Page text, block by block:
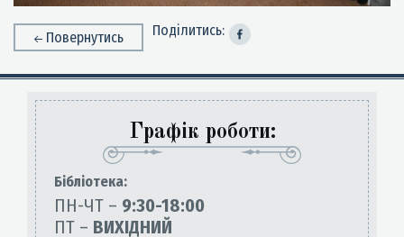
Повернутись Поділитись:
Графік роботи:
Бiблiотека:
ПН-ЧТ – 9:30-18:00
ПТ – ВИХІДНИЙ